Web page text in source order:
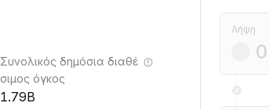
Συνολικός δημόσια διαθέ
σιμος όγκος
1.79B
Λήψη